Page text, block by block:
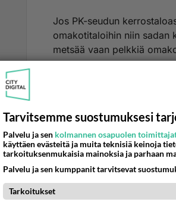
Jos PK-seudun
omakotitaloihin niin sadan
metsää vaan pelkkiä
2021-11-05 22:33:56
Sielläkö Kallion kerrostalon
kansallisomaisuuden
Metsistä suomalaiset on
toteutetaan metsänhoitoa,
katsota onko avohakkuu
Tarvitsemme suostumuksesi
Palvelu ja sen kolmannen osapuolen
käyttäen evästeitä ja muita teknisiä keinoja
tarkoituksenmukaisia mainoksia ja parhaan
Palvelu ja sen kumppanit tarvitsevat
Tarkoitukset